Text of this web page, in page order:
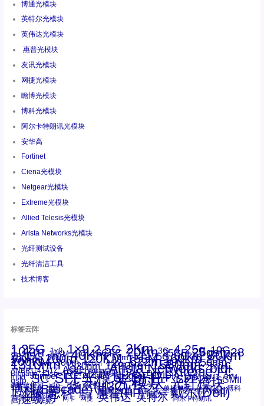
博通光模块
英特尔光模块
英伟达光模块
惠普光模块
友讯光模块
网捷光模块
瞻博光模块
博科光模块
阿尔卡特朗讯光模块
安华高
Fortinet
Ciena光模块
Netgear光模块
Extreme光模块
Allied Telesis光模块
Arista Networks光模块
光纤测试设备
光纤清洁工具
技术博客
标签云阵
1.25G 1x9 1×9 2.5G 2Km 3G 4.25g 10G
10km 15KM 16G 16GFC 20km 25GE 25gsfp28
28.05G 30km 40Km 50m 53.125G 60km 80km
100km 100m 120KM 155M 160km 200G
200KM 300m 400m 550m 622m 800G 850nm
1310nm 1330nm 1490nm 1550nm 2500m
ANBR-1414TZ AOC Arista Arista Networks bidi
Brocade Cisco CSFP光模块 DAC Dell Extreme FC
Intel Juniper LC MPO-LC Netgear NVIDIA OM2 OM3 OM4
qsfp SC SFF光模块 SFP+ SFP28 SGMII
st螺纹接口 xfp 万兆 交换机 光模块 光纤模块
千兆光模块 华三 华三(H3C) 华为 单模单芯 单模双芯 博科
博科(Brocade) 博通 友讯 多模 安华高 安华高(Avago)
工业级 思科 惠普 惠普(HP) 戴尔 戴尔(Dell)
百兆 瞻博 网卡 网捷 英伟达 英特尔 阿尔卡特朗讯
高速线缆